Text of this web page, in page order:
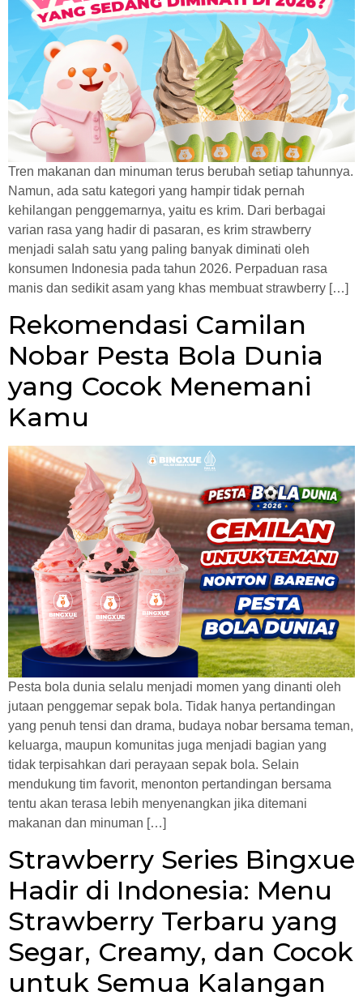
Tren makanan dan minuman terus berubah setiap tahunnya.
Namun, ada satu kategori yang hampir tidak pernah
kehilangan penggemarnya, yaitu es krim. Dari berbagai
varian rasa yang hadir di pasaran, es krim strawberry
menjadi salah satu yang paling banyak diminati oleh
konsumen Indonesia pada tahun 2026. Perpaduan rasa
manis dan sedikit asam yang khas membuat strawberry […]
Rekomendasi Camilan
Nobar Pesta Bola Dunia
yang Cocok Menemani
Kamu
Pesta bola dunia selalu menjadi momen yang dinanti oleh
jutaan penggemar sepak bola. Tidak hanya pertandingan
yang penuh tensi dan drama, budaya nobar bersama teman,
keluarga, maupun komunitas juga menjadi bagian yang
tidak terpisahkan dari perayaan sepak bola. Selain
mendukung tim favorit, menonton pertandingan bersama
tentu akan terasa lebih menyenangkan jika ditemani
makanan dan minuman […]
Strawberry Series Bingxue
Hadir di Indonesia: Menu
Strawberry Terbaru yang
Segar, Creamy, dan Cocok
untuk Semua Kalangan